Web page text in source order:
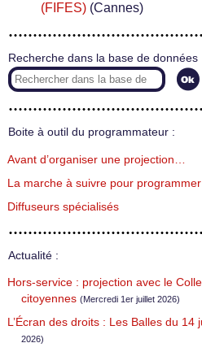
(FIFES) (Cannes)
Recherche dans la base de données
Boite à outil du programmateur :
Avant d’organiser une projection…
La marche à suivre pour
Diffuseurs spécialisés
Actualité :
Hors-service : projection avec le
citoyennes (Mercredi 1er juillet 2026)
L’Écran des droits : Les Balles du 14
2026)